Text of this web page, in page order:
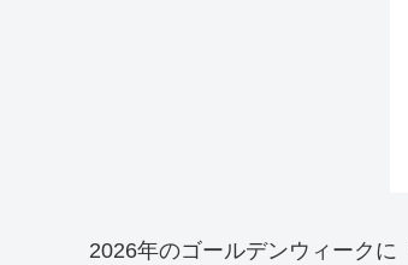
2026年のゴールデンウィーク